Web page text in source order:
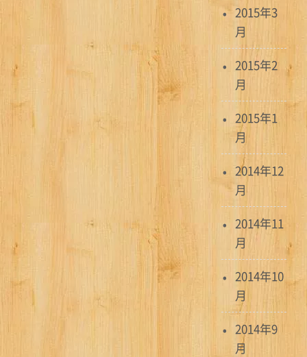
2015年3
月
2015年2
月
2015年1
月
2014年12
月
2014年11
月
2014年10
月
2014年9
月